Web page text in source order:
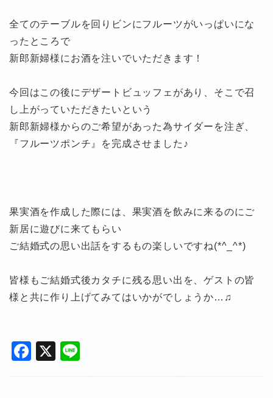
全てのテーブルを回りビンにフルーツがいっぱいにな
ったところで
新郎新婦様にお酒を注いでいただきます！
今回はこの後にデザートビュッフェがあり、そこで召
し上がっていただきたいという
新郎新婦様からのご希望があった為サイダーを注ぎ、
『フルーツポンチ』を完成させました♪
果実酒を作成した際には、果実酒を飲みに来るのにご
新居に遊びに来てもらい
ご結婚式の思い出話をするもの楽しいですね(*^_^*)
皆様もご結婚式後カタチに残る思い出を、ゲストの皆
様と共に作り上げてみてはいかがでしょうか…♫
F
X